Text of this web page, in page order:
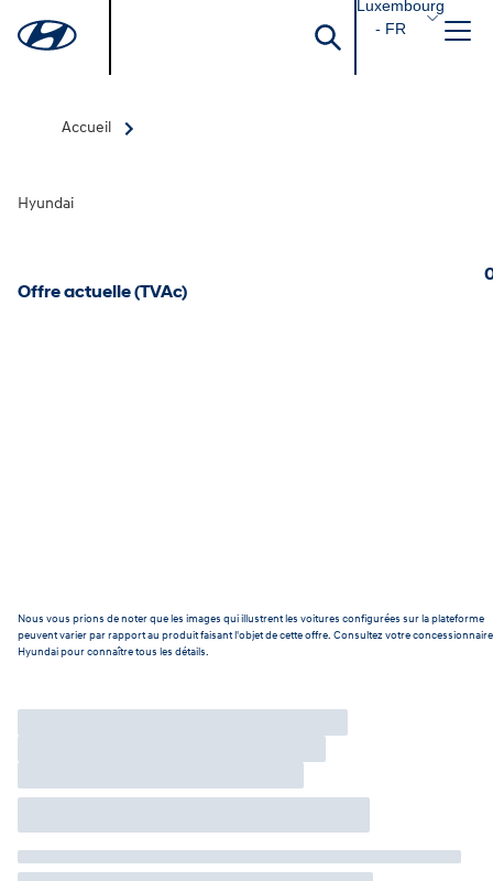
Luxembourg
- FR
Accueil
Hyundai
Offre actuelle (TVAc)
Nous vous prions de noter que les images qui illustrent les voitures configurées sur la plateforme
peuvent varier par rapport au produit faisant l'objet de cette offre. Consultez votre concessionnaire
Hyundai pour connaître tous les détails.